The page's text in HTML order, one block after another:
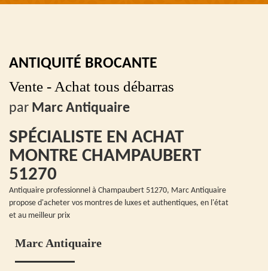
ANTIQUITÉ BROCANTE
Vente - Achat tous débarras
par Marc Antiquaire
SPÉCIALISTE EN ACHAT
MONTRE CHAMPAUBERT
51270
Antiquaire professionnel à Champaubert 51270, Marc Antiquaire
propose d'acheter vos montres de luxes et authentiques, en l'état
et au meilleur prix
Marc Antiquaire